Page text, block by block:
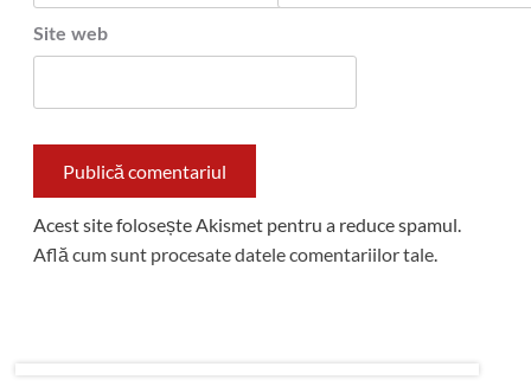
Site web
Acest site folosește Akismet pentru a reduce spamul.
Află cum sunt procesate datele comentariilor tale.